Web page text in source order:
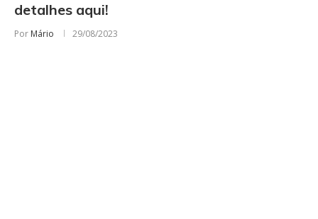
detalhes aqui!
Por Mário 29/08/2023